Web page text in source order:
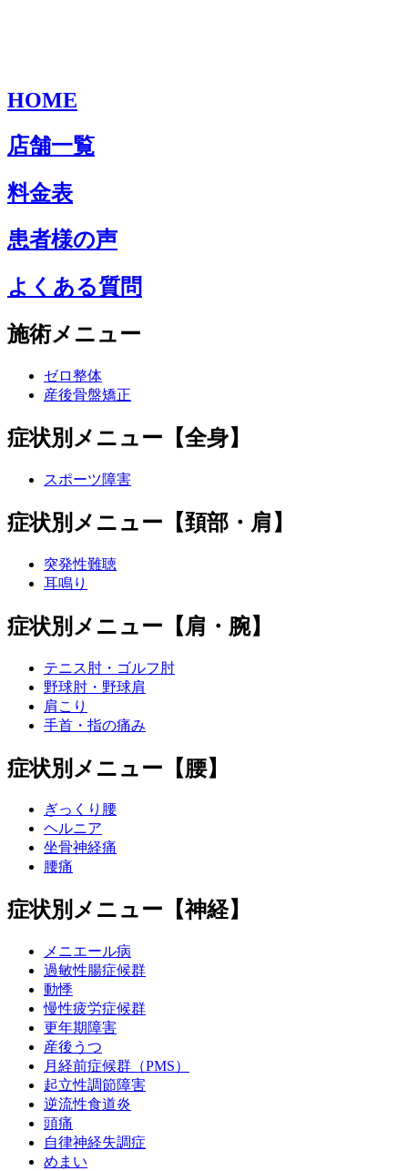
HOME
店舗一覧
料金表
患者様の声
よくある質問
施術メニュー
ゼロ整体
産後骨盤矯正
症状別メニュー【全身】
スポーツ障害
症状別メニュー【頚部・肩】
突発性難聴
耳鳴り
症状別メニュー【肩・腕】
テニス肘・ゴルフ肘
野球肘・野球肩
肩こり
手首・指の痛み
症状別メニュー【腰】
ぎっくり腰
ヘルニア
坐骨神経痛
腰痛
症状別メニュー【神経】
メニエール病
過敏性腸症候群
動悸
慢性疲労症候群
更年期障害
産後うつ
月経前症候群（PMS）
起立性調節障害
逆流性食道炎
頭痛
自律神経失調症
めまい